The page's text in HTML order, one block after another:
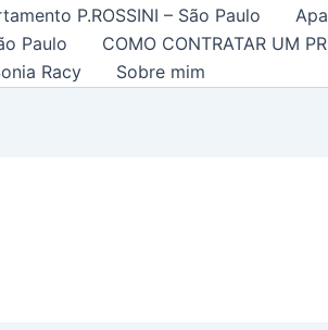
P.ROSSINI – São Paulo
Paulo
COMO CONTRATAR UM
Racy
Sobre mim